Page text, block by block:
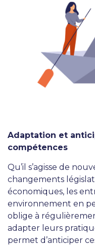
Adaptation et
compétences
Qu’il s’agisse de
changements
économiques, les
environnement en
oblige à
adapter leurs
permet d’anticiper